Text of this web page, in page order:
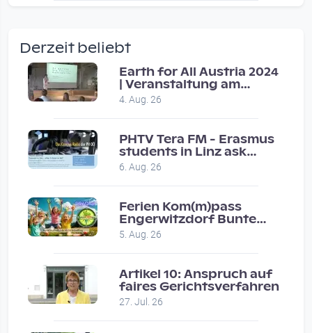
Vor 2 weeks 3 days
Coole Sendung, tolle…
Vor 1 month 2 weeks
Eure Show war super :-)…
Vor 1 month 2 weeks
Derzeit beliebt
Earth for All Austria 2024
| Veranstaltung am
8.7.2024
4. Aug. 26
PHTV Tera FM - Erasmus
students in Linz ask
people on road for
recommendations
6. Aug. 26
Ferien Kom(m)pass
Engerwitzdorf Bunte
Hundestunde
5. Aug. 26
Artikel 10: Anspruch auf
faires Gerichtsverfahren
27. Jul. 26